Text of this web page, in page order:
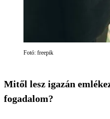
Fotó: freepik
Mitől lesz igazán
fogadalom?